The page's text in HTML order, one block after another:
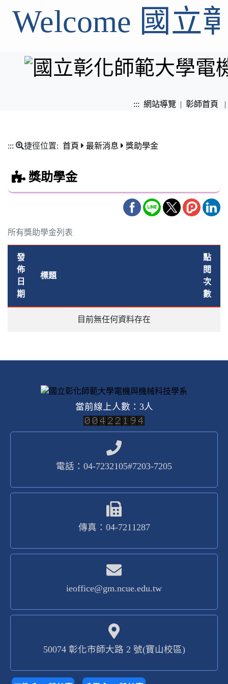
Welcome 國立
::: 網站導覽 | 彰師首頁 |
::: 捷徑位置: 首頁 最新消息 獎助學金
獎助學金
所有獎助學金列表
發
佈
日
期
標題
點
閱
次
數
目前無任何資料存在
當前線上人數：3人
電話：04-7232105#7203-7205
傳真：04-7211287
ieoffice@gm.ncue.edu.tw
50074 彰化市師大路 2 號(寶山校區)